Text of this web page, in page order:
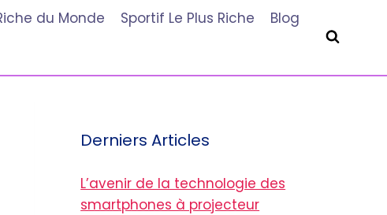
du Monde Sportif Le Plus Riche
Blog
Derniers Articles
L’avenir de la technologie des
smartphones à projecteur